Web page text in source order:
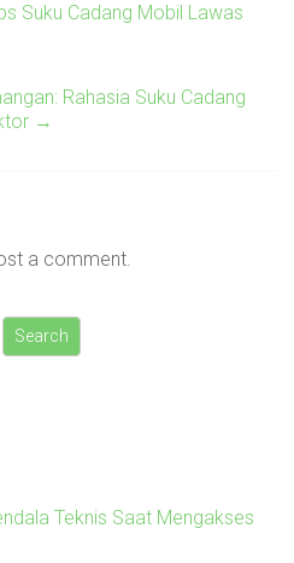
Suku Cadang Mobil Lawas
Rahasia Suku Cadang
→
a comment.
Search
Teknis Saat Mengakses